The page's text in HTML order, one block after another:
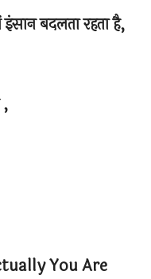
बदलता रहता है,
,
You Are